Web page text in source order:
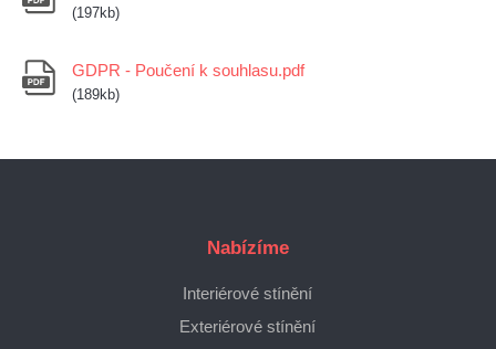
(197kb)
GDPR - Poučení k souhlasu.pdf
(189kb)
Nabízíme
Interiérové stínění
Exteriérové stínění